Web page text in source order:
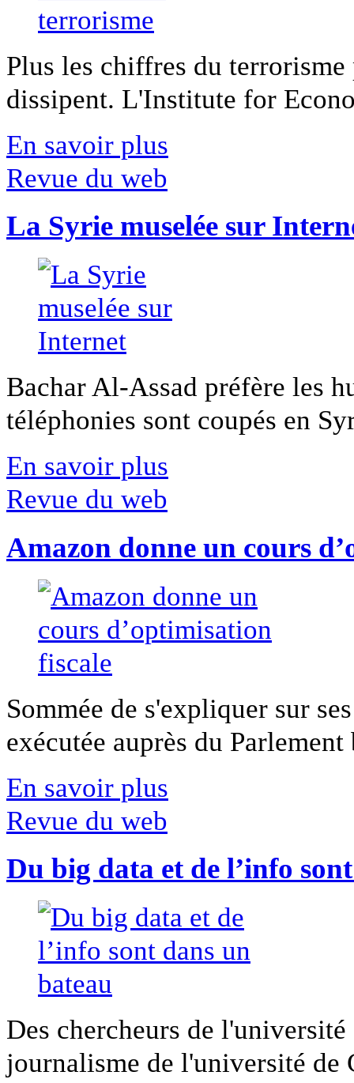
Plus les chiffres du
dissipent. L'Institute for
En savoir plus
Revue du web
La Syrie muselée sur
Bachar Al-Assad préfère les
téléphonies sont coupés en
En savoir plus
Revue du web
Amazon donne un cours
Sommée de s'expliquer sur
exécutée auprès du
En savoir plus
Revue du web
Du big data et de l’info
Des chercheurs de
journalisme de l'université